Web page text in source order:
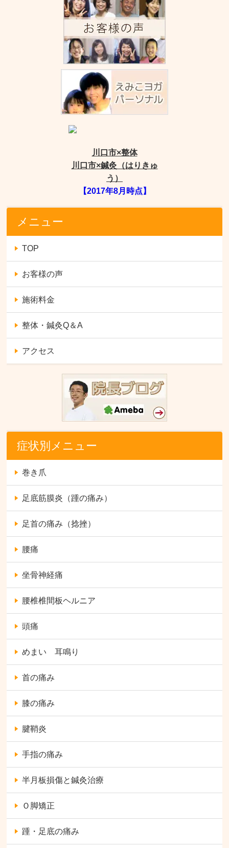
川口市×整体
川口市×鍼灸（はりきゅ
う）
【2017年8月時点】
メニュー
TOP
お客様の声
施術料金
整体・鍼灸Q＆A
アクセス
症状別メニュー
巻き爪
足底筋膜炎（踵の痛み）
足首の痛み（捻挫）
腰痛
坐骨神経痛
腰椎椎間板ヘルニア
頭痛
めまい 耳鳴り
首の痛み
膝の痛み
腱鞘炎
手指の痛み
半月板損傷と鍼灸治療
Ｏ脚矯正
踵・足底の痛み